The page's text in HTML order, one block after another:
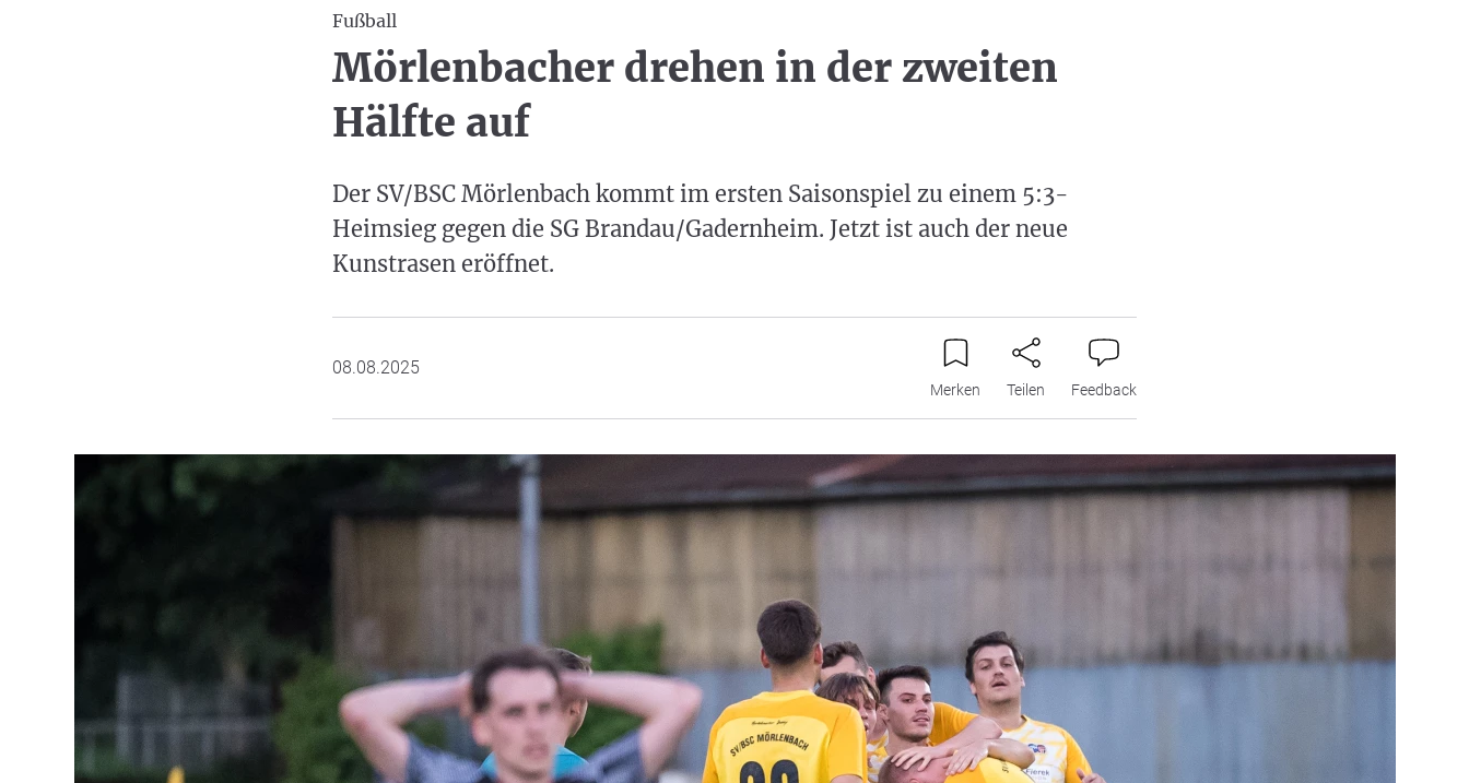
Fußball
Mörlenbacher drehen in der zweiten
Hälfte auf
Der SV/BSC Mörlenbach kommt im ersten Saisonspiel zu einem 5:3-
Heimsieg gegen die SG Brandau/Gadernheim. Jetzt ist auch der neue
Kunstrasen eröffnet.
08.08.2025
Merken Teilen Feedback